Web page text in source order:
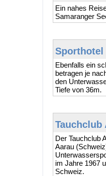
Ein nahes
Samaranger
Sporthotel
Ebenfalls ein
betragen je
den
Tiefe von 36m.
Tauchclub
Der Tauchclub
Aarau
im Jahre 1967
Schweiz.